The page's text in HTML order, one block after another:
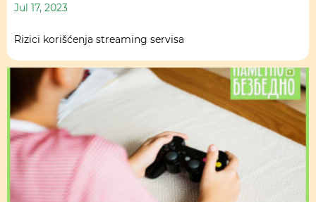
Jul 17, 2023
Rizici korišćenja streaming servisa